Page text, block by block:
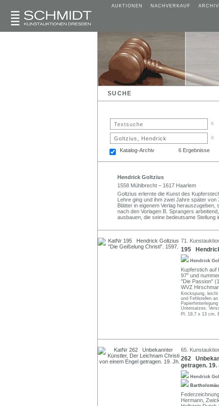
AUKTIONEN NACHVERKAUF ARCHIV
SUCHE
x
x
Katalog-Archiv 6 Ergebnisse
Hendrick Goltzius
1558 Mühlbrecht – 1617 Haarlem
Goltzius erlernte die Kunst des
Lehre ging und ihm zwei Jahre später
Blätter in eigenem Verlag
nach den Vorlagen B. Sprangers
ausbauen, die seine bedeutsame
71.
195
Hendrick
Kupferstich auf
97" und
"Die Passion"
WVZ
Knickspurig,
und Fehlstellen
Untersatzes.
Pl. 19,7 x 13 cm,
65.
262
getragen. 19.
Hendrick
Hermann,